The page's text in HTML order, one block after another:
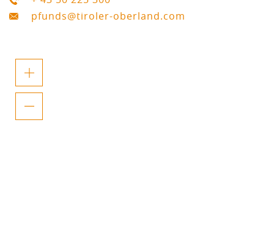
pfunds@tiroler-oberland.com